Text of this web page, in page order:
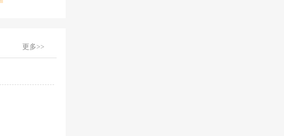
更多>>